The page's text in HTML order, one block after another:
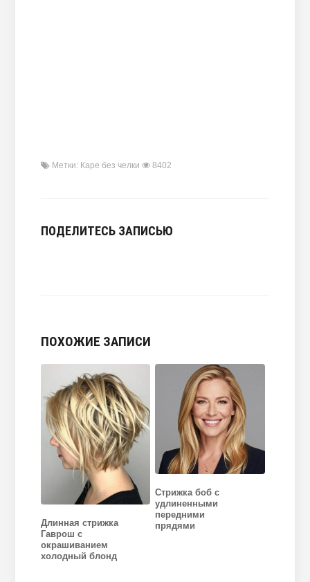
Метки: Каре без челки 8402
ПОДЕЛИТЕСЬ ЗАПИСЬЮ
ПОХОЖИЕ ЗАПИСИ
Длинная стрижка
Гаврош с
окрашиванием
холодный блонд
Стрижка боб с
удлиненными
передними
прядями